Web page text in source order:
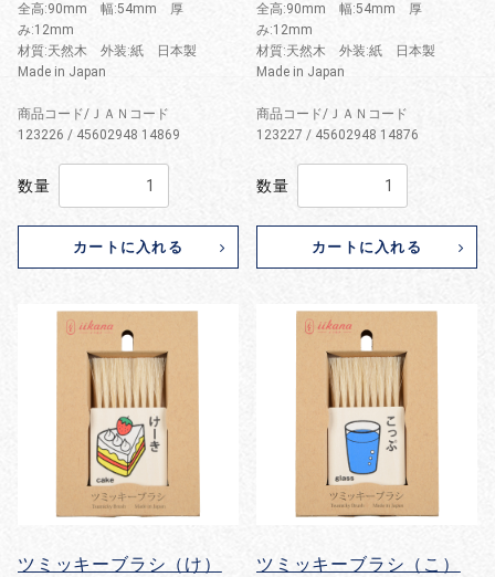
全高:90mm 幅:54mm 厚
み:12mm
材質:天然木 外装:紙 日本製
Made in Japan
商品コード/ＪＡＮコード
123226 / 45602948 14869
数量
カートに入れる
全高:90mm 幅:54mm 厚
み:12mm
材質:天然木 外装:紙 日本製
Made in Japan
商品コード/ＪＡＮコード
123227 / 45602948 14876
数量
カートに入れる
ツミッキーブラシ（け） ツミッキーブラシ（こ）